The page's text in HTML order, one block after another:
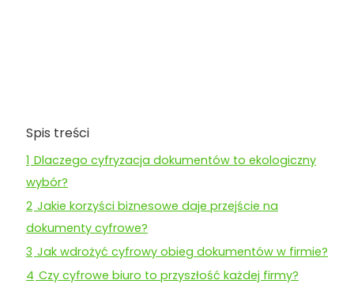
Spis treści
1 Dlaczego cyfryzacja dokumentów to ekologiczny
wybór?
2 Jakie korzyści biznesowe daje przejście na
dokumenty cyfrowe?
3 Jak wdrożyć cyfrowy obieg dokumentów w firmie?
4 Czy cyfrowe biuro to przyszłość każdej firmy?